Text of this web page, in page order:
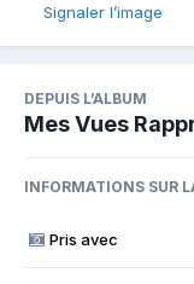
Signaler l’image
DEPUIS L’ALBUM
Mes Vues
INFORMATIONS SUR
Pris avec